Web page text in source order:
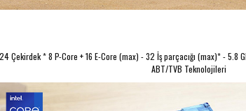
24 Çekirdek * 8 P-Core + 16 E-Core (max) - 32 İş parçacığı (max)* - 5.8
ABT/TVB Teknolojileri